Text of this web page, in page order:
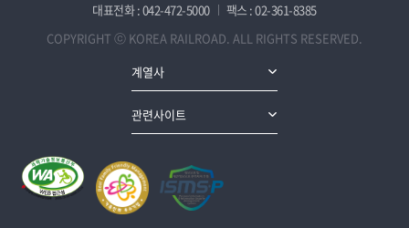
대표전화 : 042-472-5000
팩스 : 02-361-8385
COPYRIGHT ⓒ KOREA RAILROAD. ALL RIGHTS RESERVED.
계열사
관련사이트